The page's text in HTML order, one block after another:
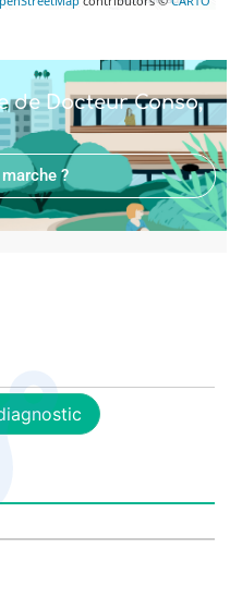
de Docteur Conso,
?